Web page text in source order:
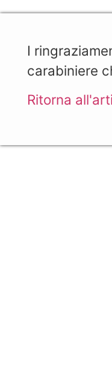
I
carabiniere
Ritorna